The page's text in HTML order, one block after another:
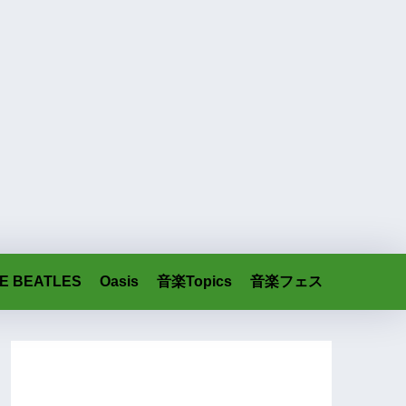
BEATLES Oasis 音楽Topics 音楽フェス